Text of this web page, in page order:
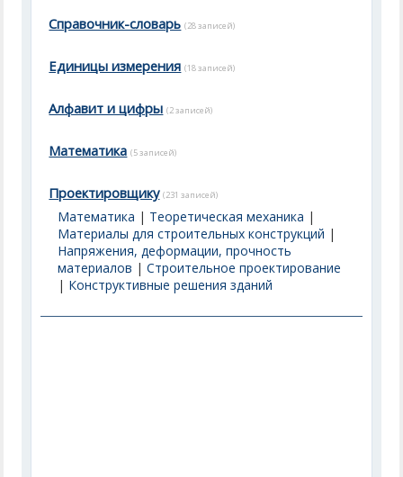
Справочник-словарь (28 записей)
Единицы измерения (18 записей)
Алфавит и цифры (2 записей)
Математика (5 записей)
Проектировщику (231 записей)
Математика | Теоретическая механика |
Материалы для строительных конструкций |
Напряжения, деформации, прочность
материалов |Строительное проектирование
| Конструктивные решения зданий